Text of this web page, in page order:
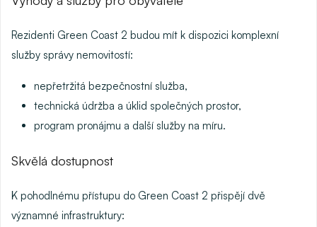
Rezidenti Green Coast 2 budou mít k dispozici komplexní
služby správy nemovitostí:
nepřetržitá bezpečnostní služba,
technická údržba a úklid společných prostor,
program pronájmu a další služby na míru.
Skvělá dostupnost
K pohodlnému přístupu do Green Coast 2 přispějí dvě
významné infrastruktury: